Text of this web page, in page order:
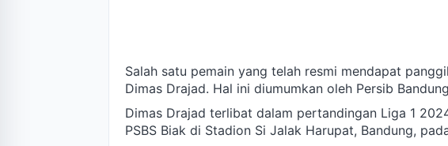
Salah satu pemain yang telah resmi mendapat
Dimas Drajad. Hal ini diumumkan oleh Persib
Dimas Drajad terlibat dalam pertandingan Liga 1
PSBS Biak di Stadion Si Jalak Harupat, Bandung,